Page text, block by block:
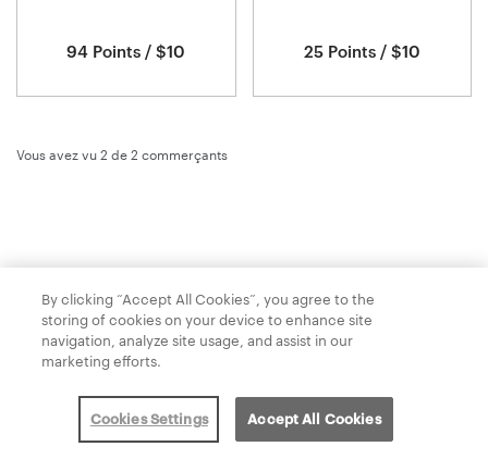
94 Points / $10 25 Points / $10
Vous avez vu 2 de 2 commerçants
Politique de confidentialité
Powered byValuedynamx
© 2026 Tous droits réservés par Meliá
By clicking “Accept All Cookies”, you agree to the
storing of cookies on your device to enhance site
navigation, analyze site usage, and assist in our
marketing efforts.
Cookies Settings Accept All Cookies